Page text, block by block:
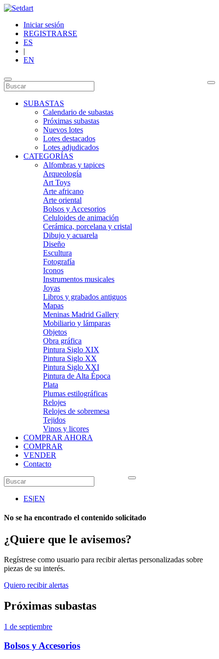
Iniciar sesión
REGISTRARSE
ES
|
EN
SUBASTAS
Calendario de subastas
Próximas subastas
Nuevos lotes
Lotes destacados
Lotes adjudicados
CATEGORÍAS
Alfombras y tapices
Arqueología
Art Toys
Arte africano
Arte oriental
Bolsos y Accesorios
Celuloides de animación
Cerámica, porcelana y cristal
Dibujo y acuarela
Diseño
Escultura
Fotografía
Iconos
Instrumentos musicales
Joyas
Libros y grabados antiguos
Mapas
Meninas Madrid Gallery
Mobiliario y lámparas
Objetos
Obra gráfica
Pintura Siglo XIX
Pintura Siglo XX
Pintura Siglo XXI
Pintura de Alta Época
Plata
Plumas estilográficas
Relojes
Relojes de sobremesa
Tejidos
Vinos y licores
COMPRAR AHORA
COMPRAR
VENDER
Contacto
ES|EN
No se ha encontrado el contenido solicitado
¿Quiere que le avisemos?
Regístrese como usuario para recibir alertas personalizadas sobre
piezas de su interés.
Quiero recibir alertas
Próximas subastas
1 de septiembre
Bolsos y Accesorios